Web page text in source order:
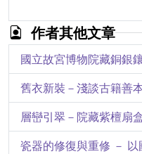
「逆寫帝國」與當代博
編輯筆記
作者其他文章
國立故宮博物院藏銅銀
舊衣新裝－淺談古籍善
層巒引翠－院藏紫檀扇
瓷器的修復與重修 －